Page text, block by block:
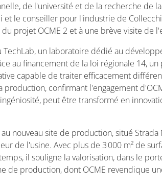
de l'université et de la recherche de
et le conseiller pour l'industrie de
projet OCME 2 et à une brève visite de
un laboratoire dédié au
au financement de la loi régionale 14,
capable de traiter efficacement
confirmant l'engagement
peut être transformé en
nouveau site de production, situé
de l'usine. Avec plus de 3 000 m² de
il souligne la valorisation, dans le
de production, dont OCME revendique